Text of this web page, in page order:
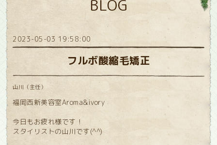
BLOG
2023-05-03 19:58:00
フルボ酸縮毛矯正
山川（主任）
福岡西新美容室Aroma&ivory
今日もお疲れ様です！
スタイリストの山川です(^^)